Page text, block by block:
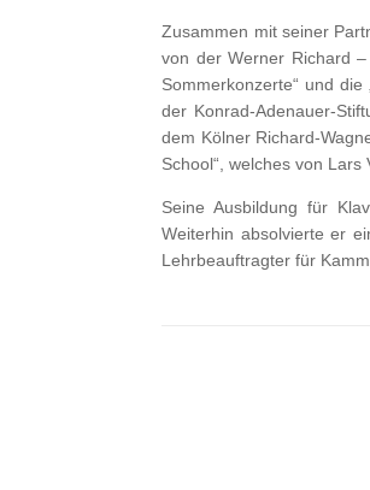
Zusammen mit seiner
von der Werner Richard
Sommerkonzerte“ und
der Konrad-Adenauer-
dem Kölner Richard-
School“, welches von Lars
Seine Ausbildung für
Weiterhin absolvierte er
Lehrbeauftragter für